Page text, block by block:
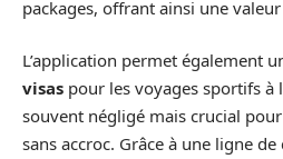
packages, offrant ainsi une
L’application permet également
visas pour les voyages sportifs à
souvent négligé mais crucial
sans accroc. Grâce à une ligne